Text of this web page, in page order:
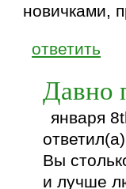
новичками,
ответить
Давно
января
Вы
и лучше